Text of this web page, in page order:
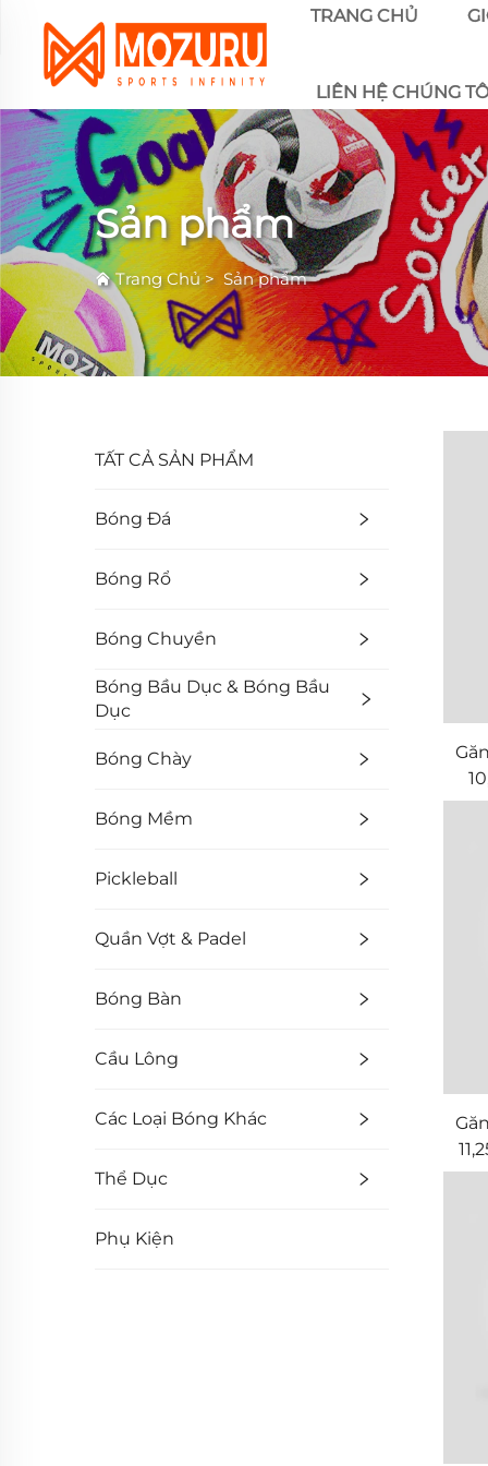
TRANG CHỦ
LIÊN HỆ CHÚNG
Sản phẩm
Trang Chủ> Sản phẩm
TẤT CẢ SẢN PHẨM
Bóng Đá
Bóng Rổ
Bóng Chuyền
Bóng Bầu Dục & Bóng Bầu
Dục
Bóng Chày
Bóng Mềm
Pickleball
Quần Vợt & Padel
Bóng Bàn
Cầu Lông
Các Loại Bóng Khác
Thể Dục
Phụ Kiện